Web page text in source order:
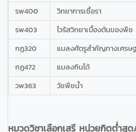
รพ400
วิทยาการเชื้อรา
รพ403
ไวรัสวิทยาเบื้องต้นของพืช
กฏ320
แมลงศัตรูสำคัญทางเศรษ
กฏ472
แมลงกินได้
วพ363
วัชพืชน้ำ
หมวดวิชาเลือกเสรี หน่วยกิตต่ำสุ